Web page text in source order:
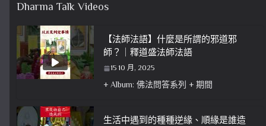
Dharma Talk Videos
【法師法語】什麼是所謂的邪道邪
師？｜釋道盛法師法語
15 10 月, 2025
+ Album: 佛法問答系列 + 期間
生活中遇到的種種逆緣、順緣是誰造